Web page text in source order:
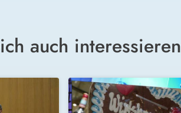
auch interessieren